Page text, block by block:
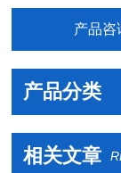
产品咨
产品分类
相关文章